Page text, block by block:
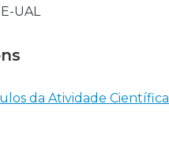
UAL
da Atividade Científica